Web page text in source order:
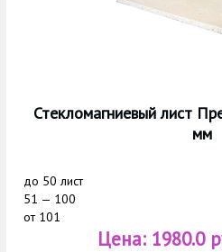
Стекломагниевый лист
мм
до 50 лист
51 — 100
от101
Цена: 1980.0